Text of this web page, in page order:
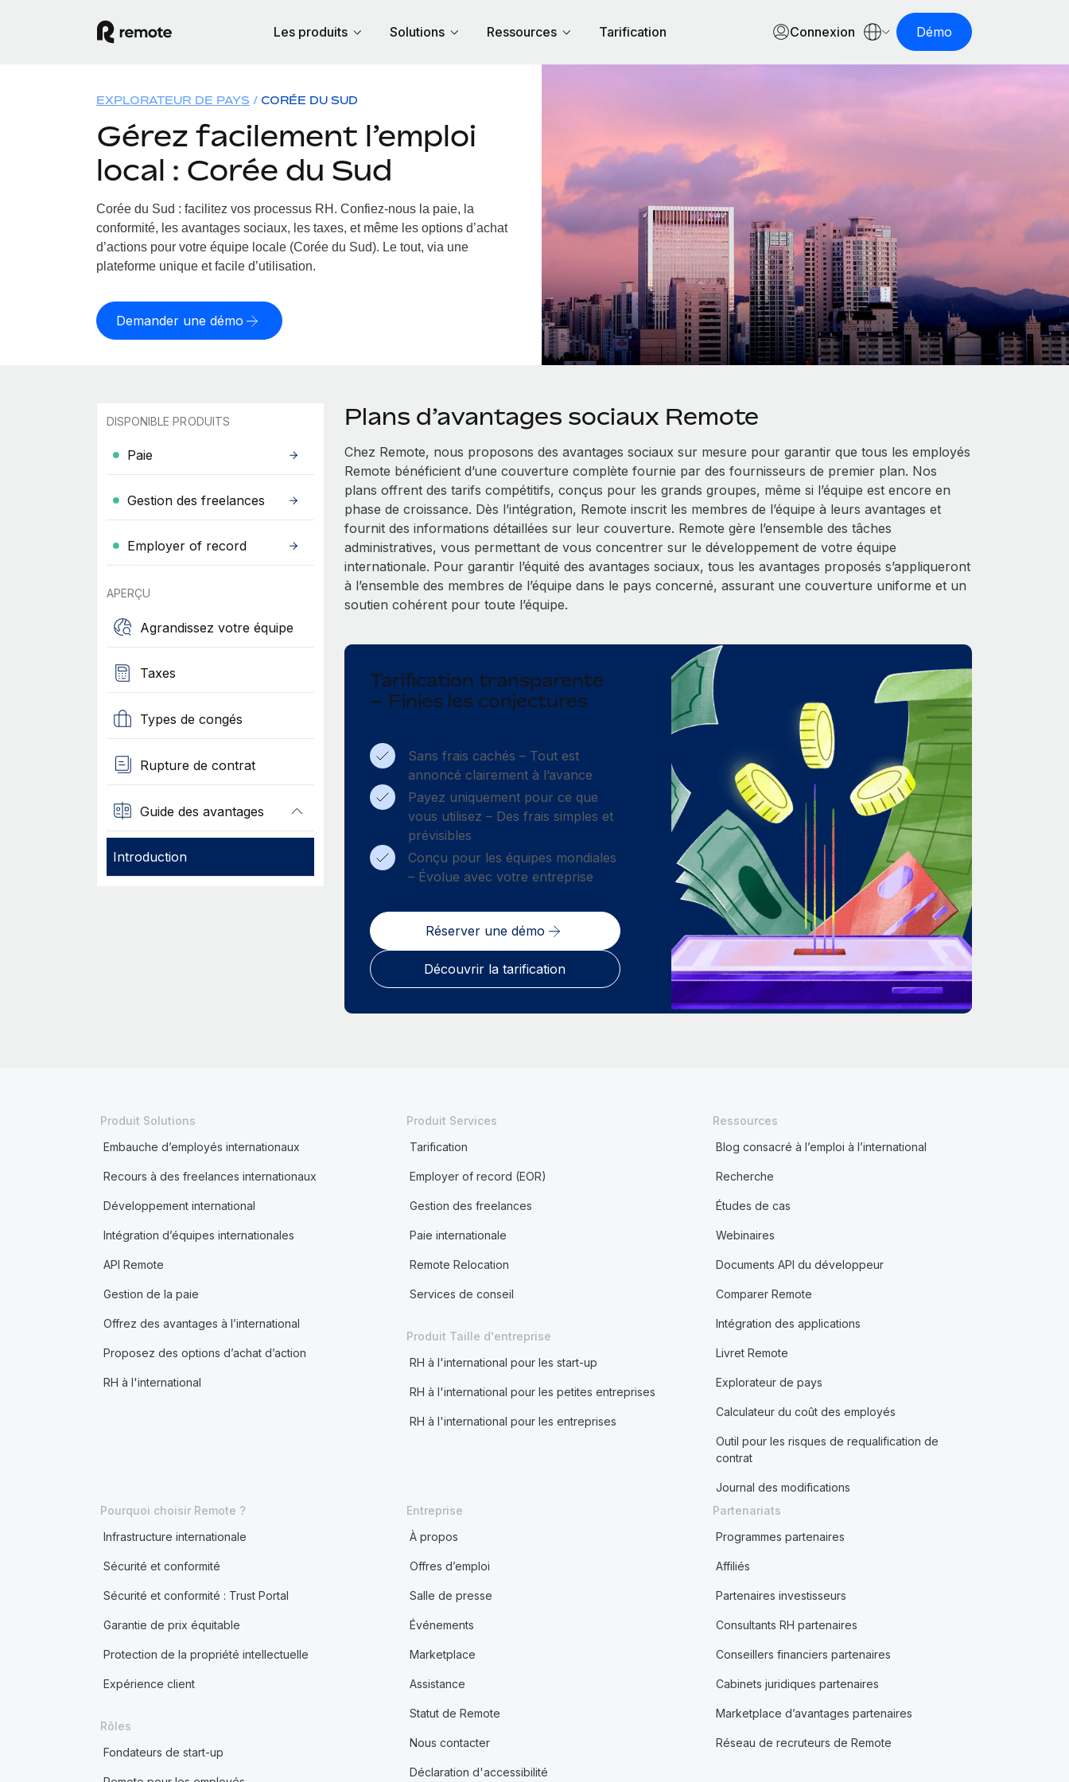
Les produits Solutions Ressources Tarification Connexion Démo
EXPLORATEUR DE PAYS CORÉE DU SUD
Gérez facilement l’emploi
local : Corée du Sud
Corée du Sud : facilitez vos processus RH. Confiez-nous la paie, la
conformité, les avantages sociaux, les taxes, et même les options d’achat
d’actions pour votre équipe locale (Corée du Sud). Le tout, via une
plateforme unique et facile d’utilisation.
Demander une démo
DISPONIBLE PRODUITS
Paie
Gestion des freelances
Employer of record
APERÇU
Agrandissez votre équipe
Taxes
Types de congés
Rupture de contrat
Guide des avantages
Introduction
Plans d’avantages sociaux Remote
Chez Remote, nous proposons des avantages sociaux sur mesure pour garantir que tous les employés
Remote bénéficient d’une couverture complète fournie par des fournisseurs de premier plan. Nos
plans offrent des tarifs compétitifs, conçus pour les grands groupes, même si l’équipe est encore en
phase de croissance. Dès l’intégration, Remote inscrit les membres de l’équipe à leurs avantages et
fournit des informations détaillées sur leur couverture. Remote gère l’ensemble des tâches
administratives, vous permettant de vous concentrer sur le développement de votre équipe
internationale. Pour garantir l’équité des avantages sociaux, tous les avantages proposés s’appliqueront
à l’ensemble des membres de l’équipe dans le pays concerné, assurant une couverture uniforme et un
soutien cohérent pour toute l’équipe.
Tarification transparente
– Finies les conjectures
Sans frais cachés – Tout est
annoncé clairement à l’avance
Payez uniquement pour ce que
vous utilisez – Des frais simples et
prévisibles
Conçu pour les équipes mondiales
– Évolue avec votre entreprise
Réserver une démo
Découvrir la tarification
Produit Solutions
Embauche d’employés internationaux
Recours à des freelances internationaux
Développement international
Intégration d’équipes internationales
API Remote
Gestion de la paie
Offrez des avantages à l’international
Proposez des options d’achat d’action
RH à l'international
Produit Services
Tarification
Employer of record (EOR)
Gestion des freelances
Paie internationale
Remote Relocation
Services de conseil
Produit Taille d'entreprise
RH à l'international pour les start-up
RH à l'international pour les petites entreprises
RH à l'international pour les entreprises
Ressources
Blog consacré à l’emploi à l’international
Recherche
Études de cas
Webinaires
Documents API du développeur
Comparer Remote
Intégration des applications
Livret Remote
Explorateur de pays
Calculateur du coût des employés
Outil pour les risques de requalification de
contrat
Journal des modifications
Pourquoi choisir Remote ?
Infrastructure internationale
Sécurité et conformité
Sécurité et conformité : Trust Portal
Garantie de prix équitable
Protection de la propriété intellectuelle
Expérience client
Rôles
Fondateurs de start-up
Entreprise
À propos
Offres d’emploi
Salle de presse
Événements
Marketplace
Assistance
Statut de Remote
Nous contacter
Déclaration d'accessibilité
Partenariats
Programmes partenaires
Affiliés
Partenaires investisseurs
Consultants RH partenaires
Conseillers financiers partenaires
Cabinets juridiques partenaires
Marketplace d’avantages partenaires
Réseau de recruteurs de Remote